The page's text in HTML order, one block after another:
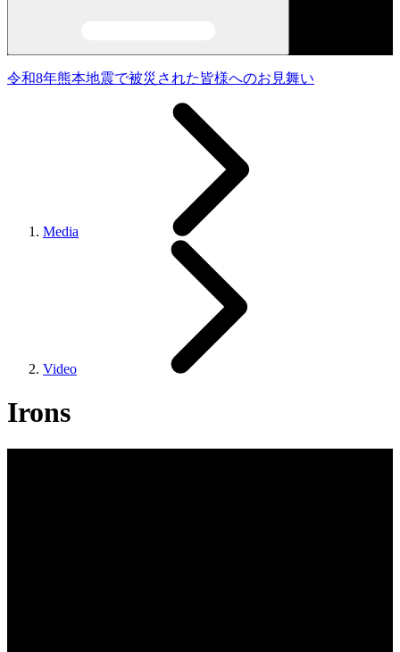
令和8年熊本地震で被災された皆様へのお見舞い
Media
Video
Irons